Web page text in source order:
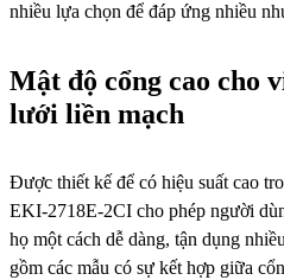
nhiều lựa chọn để đáp ứng nhiều
Mật độ cổng cao cho
lưới liền mạch
Được thiết kế để có hiệu suất cao
EKI-2718E-2CI cho phép người
họ một cách dễ dàng, tận dụng
gồm các mẫu có sự kết hợp giữa